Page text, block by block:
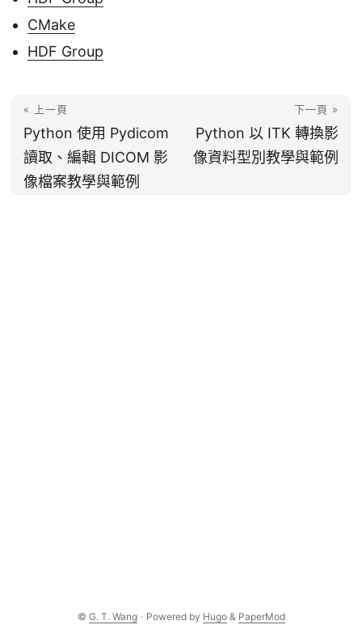
CMake
HDF Group
« 上一頁
Python 使用 Pydicom
讀取、編輯 DICOM 影
像檔案教學與範例
下一頁 »
Python 以 ITK 轉換影
像資料型別教學與範例
© G. T. Wang · Powered by Hugo& PaperMod